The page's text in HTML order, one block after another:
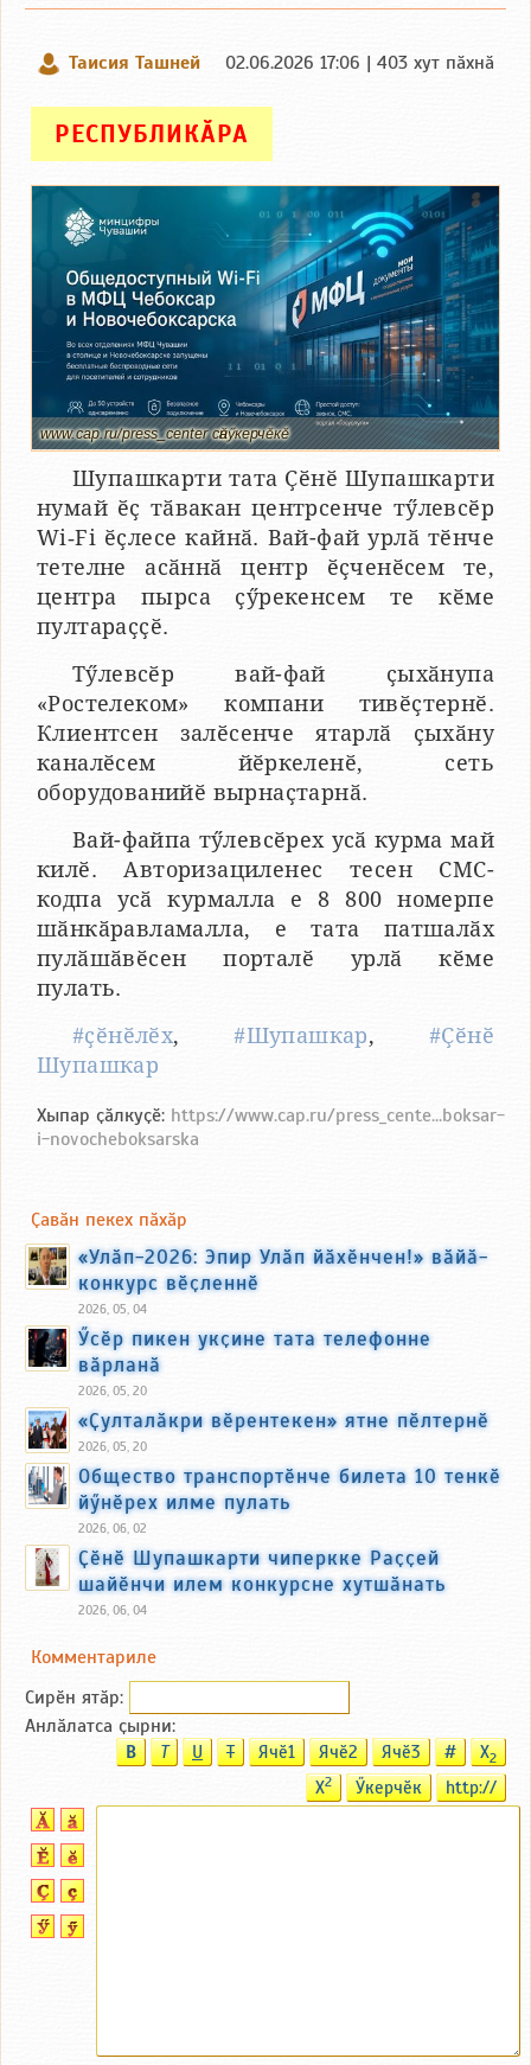
Таисия Ташней 02.06.2026 17:06 | 403 хут пӑхнӑ
РЕСПУБЛИКӐРА
www.cap.ru/press_center сӑнӳкерчӗкӗ
Шупашкарти тата Ҫӗнӗ Шупашкарти
нумай ӗҫ тӑвакан центрсенче тӳлевсӗр
Wi‑Fi ӗҫлесе кайнӑ. Вай-фай урлӑ тӗнче
тетелне асӑннӑ центр ӗҫченӗсем те,
центра пырса ҫӳрекенсем те кӗме
пултараҫҫӗ.
Тӳлевсӗр вай-фай ҫыхӑнупа
«Ростелеком» компани тивӗҫтернӗ.
Клиентсен залӗсенче ятарлӑ ҫыхӑну
каналӗсем йӗркеленӗ, сеть
оборудованийӗ вырнаҫтарнӑ.
Вай-файпа тӳлевсӗрех усӑ курма май
килӗ. Авторизациленес тесен СМС-
кодпа усӑ курмалла е 8 800 номерпе
шӑнкӑравламалла, е тата патшалӑх
пулӑшӑвӗсен порталӗ урлӑ кӗме
пулать.
#ҫӗнӗлӗх,#Шупашкар, #Ҫӗнӗ
Шупашкар
Хыпар ҫӑлкуҫӗ: https://www.cap.ru/press_cente...boksar-
i-novocheboksarska
Ҫавӑн пекех пӑхӑр
«Улӑп-2026: Эпир Улӑп йӑхӗнчен!» вӑйӑ-
конкурс вӗҫленнӗ
2026, 05, 04
Ӳсӗр пикен укҫине тата телефонне
вӑрланӑ
2026, 05, 20
«Ҫулталӑкри вӗрентекен» ятне пӗлтернӗ
2026, 05, 20
Общество транспортӗнче билета 10 тенкӗ
йӳнӗрех илме пулать
2026, 06, 02
Ҫӗнӗ Шупашкарти чиперкке Раҫҫей
шайӗнчи илем конкурсне хутшӑнать
2026, 06, 04
Комментариле
Сирӗн ятӑp:
Анлӑлатса ҫырни:
B T U T Ячӗ1 Ячӗ2 Ячӗ3 # X2
X2 Ӳкерчӗк http://